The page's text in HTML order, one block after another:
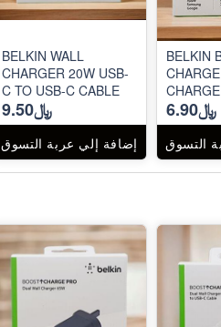
BELKIN WALL
CHARGER 20W USB-
C TO USB-C CABLE
﷼9.50
إضافة إلي عربة التسوق
BELKIN
﷼6.90
التسوق